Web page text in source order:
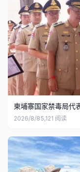
柬埔寨国家禁毒局代
2026/8/85,121 阅读